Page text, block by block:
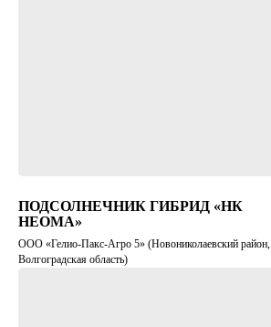
ПОДСОЛНЕЧНИК ГИБРИД «НК
НЕОМА»
ООО «Гелио-Пакс-Агро 5» (Новониколаевский район,
Волгоградская область)